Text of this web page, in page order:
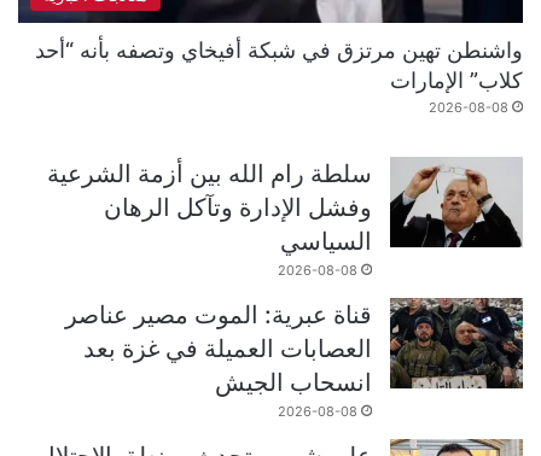
واشنطن تهين مرتزق في شبكة أفيخاي وتصفه بأنه “أحد
كلاب” الإمارات
2026-08-08
سلطة رام الله بين أزمة الشرعية
وفشل الإدارة وتآكل الرهان
السياسي
2026-08-08
قناة عبرية: الموت مصير عناصر
العصابات العميلة في غزة بعد
انسحاب الجيش
2026-08-08